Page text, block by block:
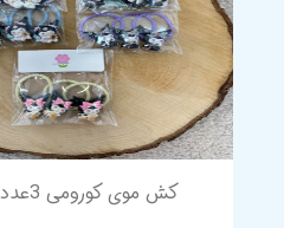
کش موی کورومی 3عددی